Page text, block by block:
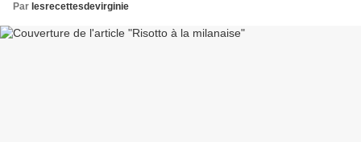
Par lesrecettesdevirginie